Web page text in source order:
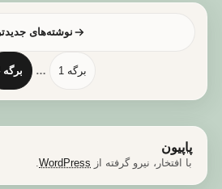
صفحه‌بندی
نوشته‌های جدیدتر
برگه 1 … برگه 4
پاپیون
با افتخار، نیرو گرفته از WordPress
.